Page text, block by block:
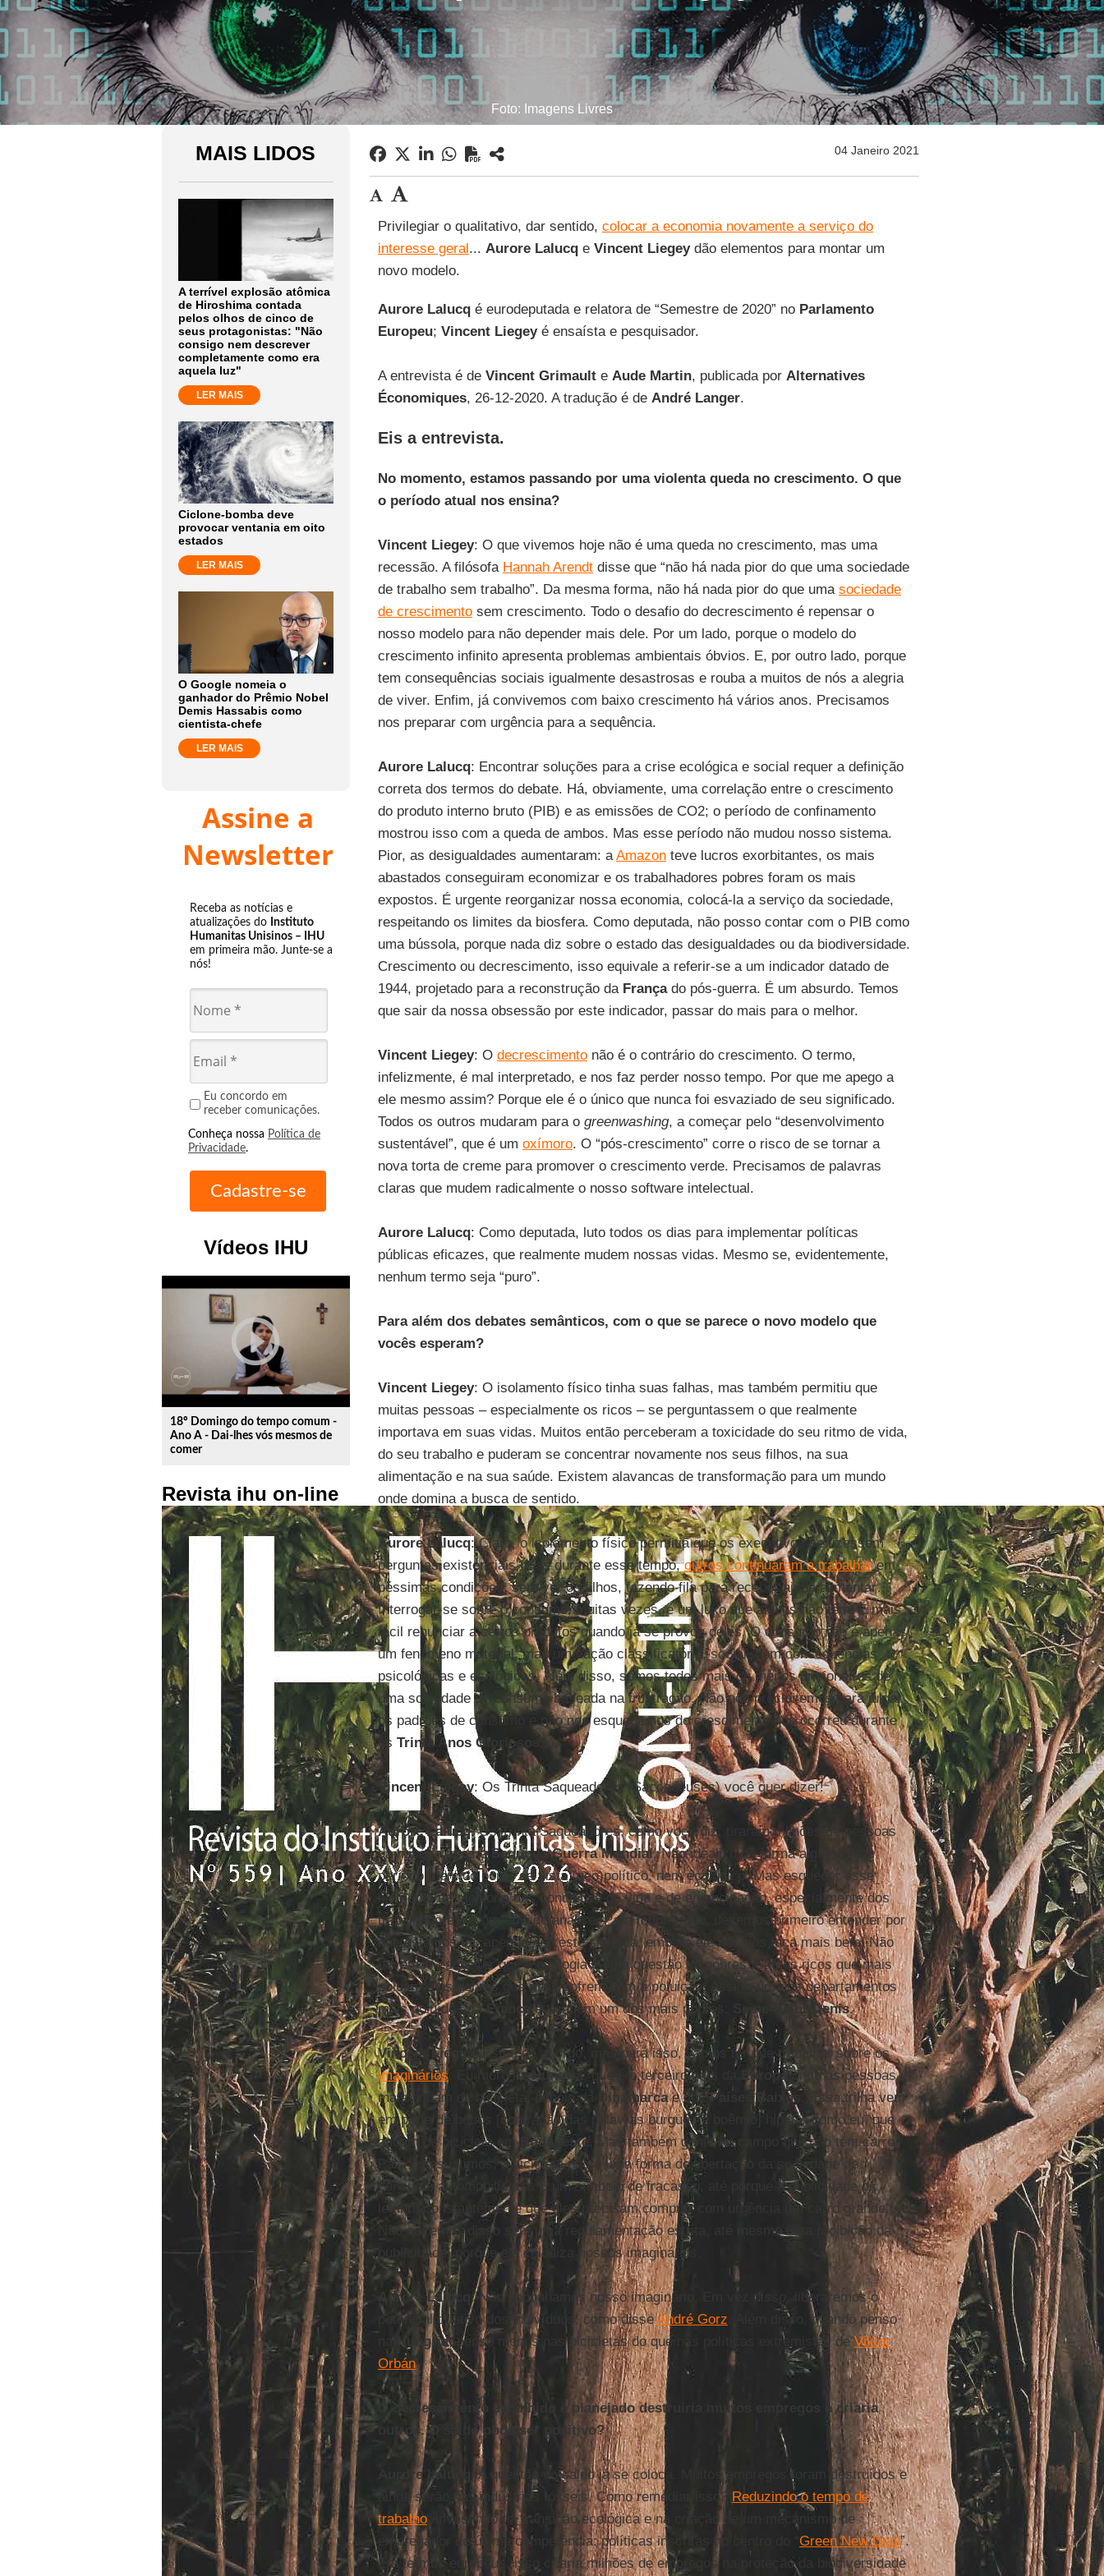
Foto: Imagens Livres
MAIS LIDOS
A terrível explosão atômica
de Hiroshima contada
pelos olhos de cinco de
seus protagonistas: "Não
consigo nem descrever
completamente como era
aquela luz"
LER MAIS
Ciclone-bomba deve
provocar ventania em oito
estados
LER MAIS
O Google nomeia o
ganhador do Prêmio Nobel
Demis Hassabis como
cientista-chefe
LER MAIS
Assine a
Newsletter
Receba as notícias e
atualizações do Instituto
Humanitas Unisinos – IHU
em primeira mão. Junte-se a
nós!
Eu concordo em
receber comunicações.
Conheça nossa Política de
Privacidade.
Vídeos IHU
play_circle_outline
18º Domingo do tempo comum -
Ano A - Dai-lhes vós mesmos de
comer
Revista ihu on-line
04 Janeiro 2021
Privilegiar o qualitativo, dar sentido, colocar a economia novamente a serviço do
interesse geral... Aurore Lalucqe Vincent Liegeydão elementos para montar um
novo modelo.
Aurore Lalucqé eurodeputada e relatora de “Semestre de 2020” no Parlamento
Europeu; Vincent Liegeyé ensaísta e pesquisador.
A entrevista é de Vincent Grimaulte Aude Martin, publicada por Alternatives
Économiques, 26-12-2020. A tradução é de André Langer.
Eis a entrevista.
No momento, estamos passando por uma violenta queda no crescimento. O que
o período atual nos ensina?
Vincent Liegey: O que vivemos hoje não é uma queda no crescimento, mas uma
recessão. A filósofa Hannah Arendtdisse que “não há nada pior do que uma sociedade
de trabalho sem trabalho”. Da mesma forma, não há nada pior do que uma sociedade
de crescimentosem crescimento. Todo o desafio do decrescimento é repensar o
nosso modelo para não depender mais dele. Por um lado, porque o modelo do
crescimento infinito apresenta problemas ambientais óbvios. E, por outro lado, porque
tem consequências sociais igualmente desastrosas e rouba a muitos de nós a alegria
de viver. Enfim, já convivemos com baixo crescimento há vários anos. Precisamos
nos preparar com urgência para a sequência.
Aurore Lalucq: Encontrar soluções para a crise ecológica e social requer a definição
correta dos termos do debate. Há, obviamente, uma correlação entre o crescimento
do produto interno bruto (PIB) e as emissões de CO2; o período de confinamento
mostrou isso com a queda de ambos. Mas esse período não mudou nosso sistema.
Pior, as desigualdades aumentaram: aAmazonteve lucros exorbitantes, os mais
abastados conseguiram economizar e os trabalhadores pobres foram os mais
expostos. É urgente reorganizar nossa economia, colocá-la a serviço da sociedade,
respeitando os limites da biosfera. Como deputada, não posso contar com o PIB como
uma bússola, porque nada diz sobre o estado das desigualdades ou da biodiversidade.
Crescimento ou decrescimento, isso equivale a referir-se a um indicador datado de
1944, projetado para a reconstrução da Françado pós-guerra. É um absurdo. Temos
que sair da nossa obsessão por este indicador, passar do mais para o melhor.
Vincent Liegey: O decrescimentonão é o contrário do crescimento. O termo,
infelizmente, é mal interpretado, e nos faz perder nosso tempo. Por que me apego a
ele mesmo assim? Porque ele é o único que nunca foi esvaziado de seu significado.
Todos os outros mudaram para o greenwashing, a começar pelo “desenvolvimento
sustentável”, que é um oxímoro. O “pós-crescimento” corre o risco de se tornar a
nova torta de creme para promover o crescimento verde. Precisamos de palavras
claras que mudem radicalmente o nosso software intelectual.
Aurore Lalucq: Como deputada, luto todos os dias para implementar políticas
públicas eficazes, que realmente mudem nossas vidas. Mesmo se, evidentemente,
nenhum termo seja “puro”.
Para além dos debates semânticos, com o que se parece o novo modelo que
vocês esperam?
Vincent Liegey: O isolamento físico tinha suas falhas, mas também permitiu que
muitas pessoas – especialmente os ricos – se perguntassem o que realmente
importava em suas vidas. Muitos então perceberam a toxicidade do seu ritmo de vida,
do seu trabalho e puderam se concentrar novamente nos seus filhos, na sua
alimentação e na sua saúde. Existem alavancas de transformação para um mundo
onde domina a busca de sentido.
Aurore Lalucq: Claro, o isolamento físico permitia que os executivos se fizessem
perguntas existenciais. Mas durante esse tempo,outros continuaram a trabalharem
péssimas condições, sem ver os filhos, fazendo fila para receber ajuda alimentar…
Interrogar-se sobre o consumo, muitas vezes, é um luxo que alguns não têm. É mais
fácil renunciar a certos produtos quando já se provou deles. O consumo não é apenas
um fenômeno material, mas uma ação classificatória, social, com consequências
psicológicas e ecológicas. Além disso, somos todos mais ou menos prisioneiros de
uma sociedade de consumo baseada na frustração. Não nos precipitemos para julgar
os padrões de consumo e não nos esqueçamos do crescimento que ocorreu durante
os Trinta Anos Gloriosos
Vincent Liegey: Os Trinta Saqueadores (Saccageuses) você quer dizer!
Aurore Lalucq: Os Trinta Saqueadores, como você diz, tiraram milhões de pessoas
da miséria após aSegunda Guerra Mundial. Não idealizo de forma alguma este
período, nem do ponto de vista (geo)político, nem ecológico. Mas esquecer esse
elemento de melhoria das condições de vida e de emancipação, especialmente dos
trabalhadores, é um erro de análise. Para mudar tudo, devemos primeiro entender por
que estamos tão apegados a este sistema, embora ele não nos faça mais bem! Não
devemos esquecer que a ecologia é uma questão de pobres. São os ricos que mais
poluem e os pobres que mais sofrem com a poluição. Assim, um dos departamentos
mais poluídos daFrançaé também um dos mais pobres: Seine-Saint-Denis.
Vincent Liegey
: Estou de acordo, mas para isso, vamos ter que trabalhar sobre os
imaginários. Eu moro naHungria, que é o terceiro país daEuropaonde as pessoas
mais andam de bicicleta, depois da
Dinamarcae dosPaíses Baixos
. Essa trilha vem
em parte de bobos [contração das palavras burguês e boêmio] hipster como eu, que
andam de bicicleta em Budapeste. Mas também gente do campo que não tem carro.
Para estes últimos, a bicicleta não é uma forma de libertação da sociedade de
consumo automobilística. É um símbolo de fracasso, até porque a publicidade os
lembra constantemente que eles precisam comprar com urgência um carro grande.
Não sairemos disso sem uma regulamentação estrita, até mesmo uma proibição da
publicidade, porque ela coloniza nossos imaginários.
Aurore Lalucq : Não imponhamos nosso imaginário. Em vez disso, liberaremos o
potencial criativo dos indivíduos, como disseAndré Gorz . Além disso, quando penso
Hungria, penso menos nas bicicletas do que nas políticas extremistas deViktor
Orbán.
O decrescimento escolhido e planejado destruiria muitos empregos e criaria
outros. O saldo pode ser positivo?
Aurore Lalucq
: A questão do saldo já se coloca. Muitos empregos foram destruídos e
ainda serão nas indústrias fósseis. Como remediar isso? Reduzindo o tempo de
trabalho, investindo na transição ecológica e na criação de um mecanismo de
empregador de última competência: políticas inscritas no centro do “ Green New Deal”.
Em termos europeus, isso criaria milhões de empregos na proteção da biodiversidade